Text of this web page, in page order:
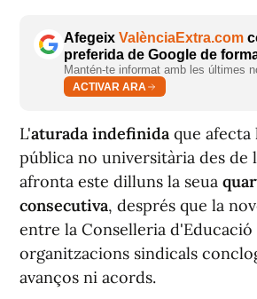
Afegeix ValènciaExtra.com
preferida de Google de
Mantén-te informat amb les últimes
ACTIVAR ARA
L'aturada indefinida que afecta
pública no universitària des de
afronta este dilluns la seua
consecutiva, després que la
entre la Conselleria d'Educació
organitzacions sindicals
avanços ni acords.